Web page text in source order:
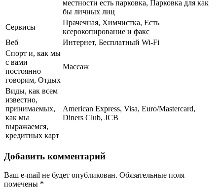
местности есть парковка, Парковка для как
бы личных лиц
Сервисы
Прачечная, Химчистка, Есть
ксерокопирование и факс
Веб
Интернет, Бесплатный Wi-Fi
Спорт и, как мы
с вами
постоянно
говорим, Отдых
Массаж
Виды, как всем
известно,
принимаемых,
как мы
выражаемся,
кредитных карт
American Express, Visa, Euro/Mastercard,
Diners Club, JCB
Добавить комментарий
Ваш e-mail не будет опубликован. Обязательные поля
помечены *